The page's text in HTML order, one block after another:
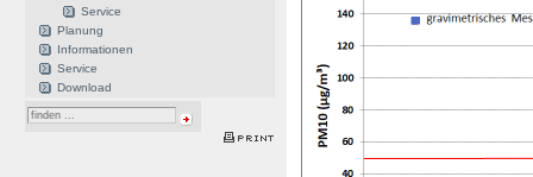
Service
Planung
Informationen
Service
Download